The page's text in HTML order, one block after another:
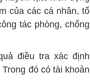
của các cá nhân, tổ
tác phòng, chống
điều tra xác định
đó có tài khoản